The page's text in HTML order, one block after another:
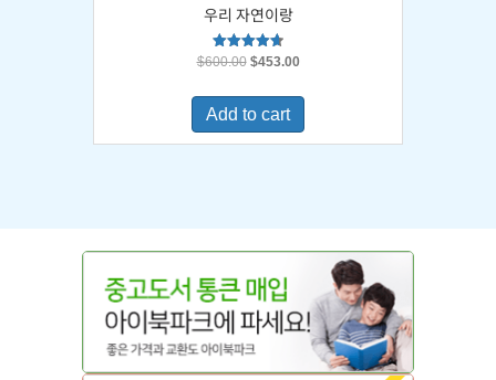
우리 자연이랑
Rated
$600.00 Original
was:
$600.00.
$453.00Current
is:
Add to cart